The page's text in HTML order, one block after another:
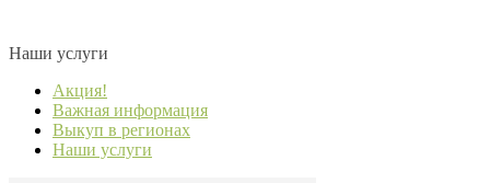
Наши услуги
Акция!
Важная информация
Выкуп в регионах
Наши услуги